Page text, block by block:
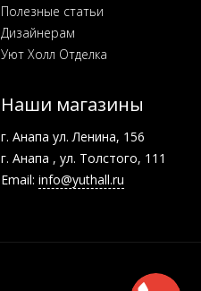
Полезные статьи
Дизайнерам
Уют Холл Отделка
Наши магазины
г. Анапа ул. Ленина, 156
г. Анапа , ул. Толстого, 111
Email: info@yuthall.ru